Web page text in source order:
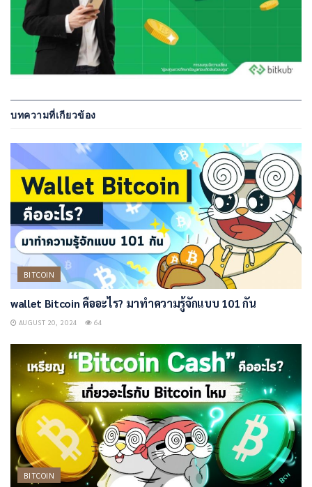
บทความที่เกียวข้อง
BITCOIN
wallet Bitcoin คืออะไร? มาทำความรู้จักแบบ 101 กัน
AUGUST 20, 2024 64
BITCOIN